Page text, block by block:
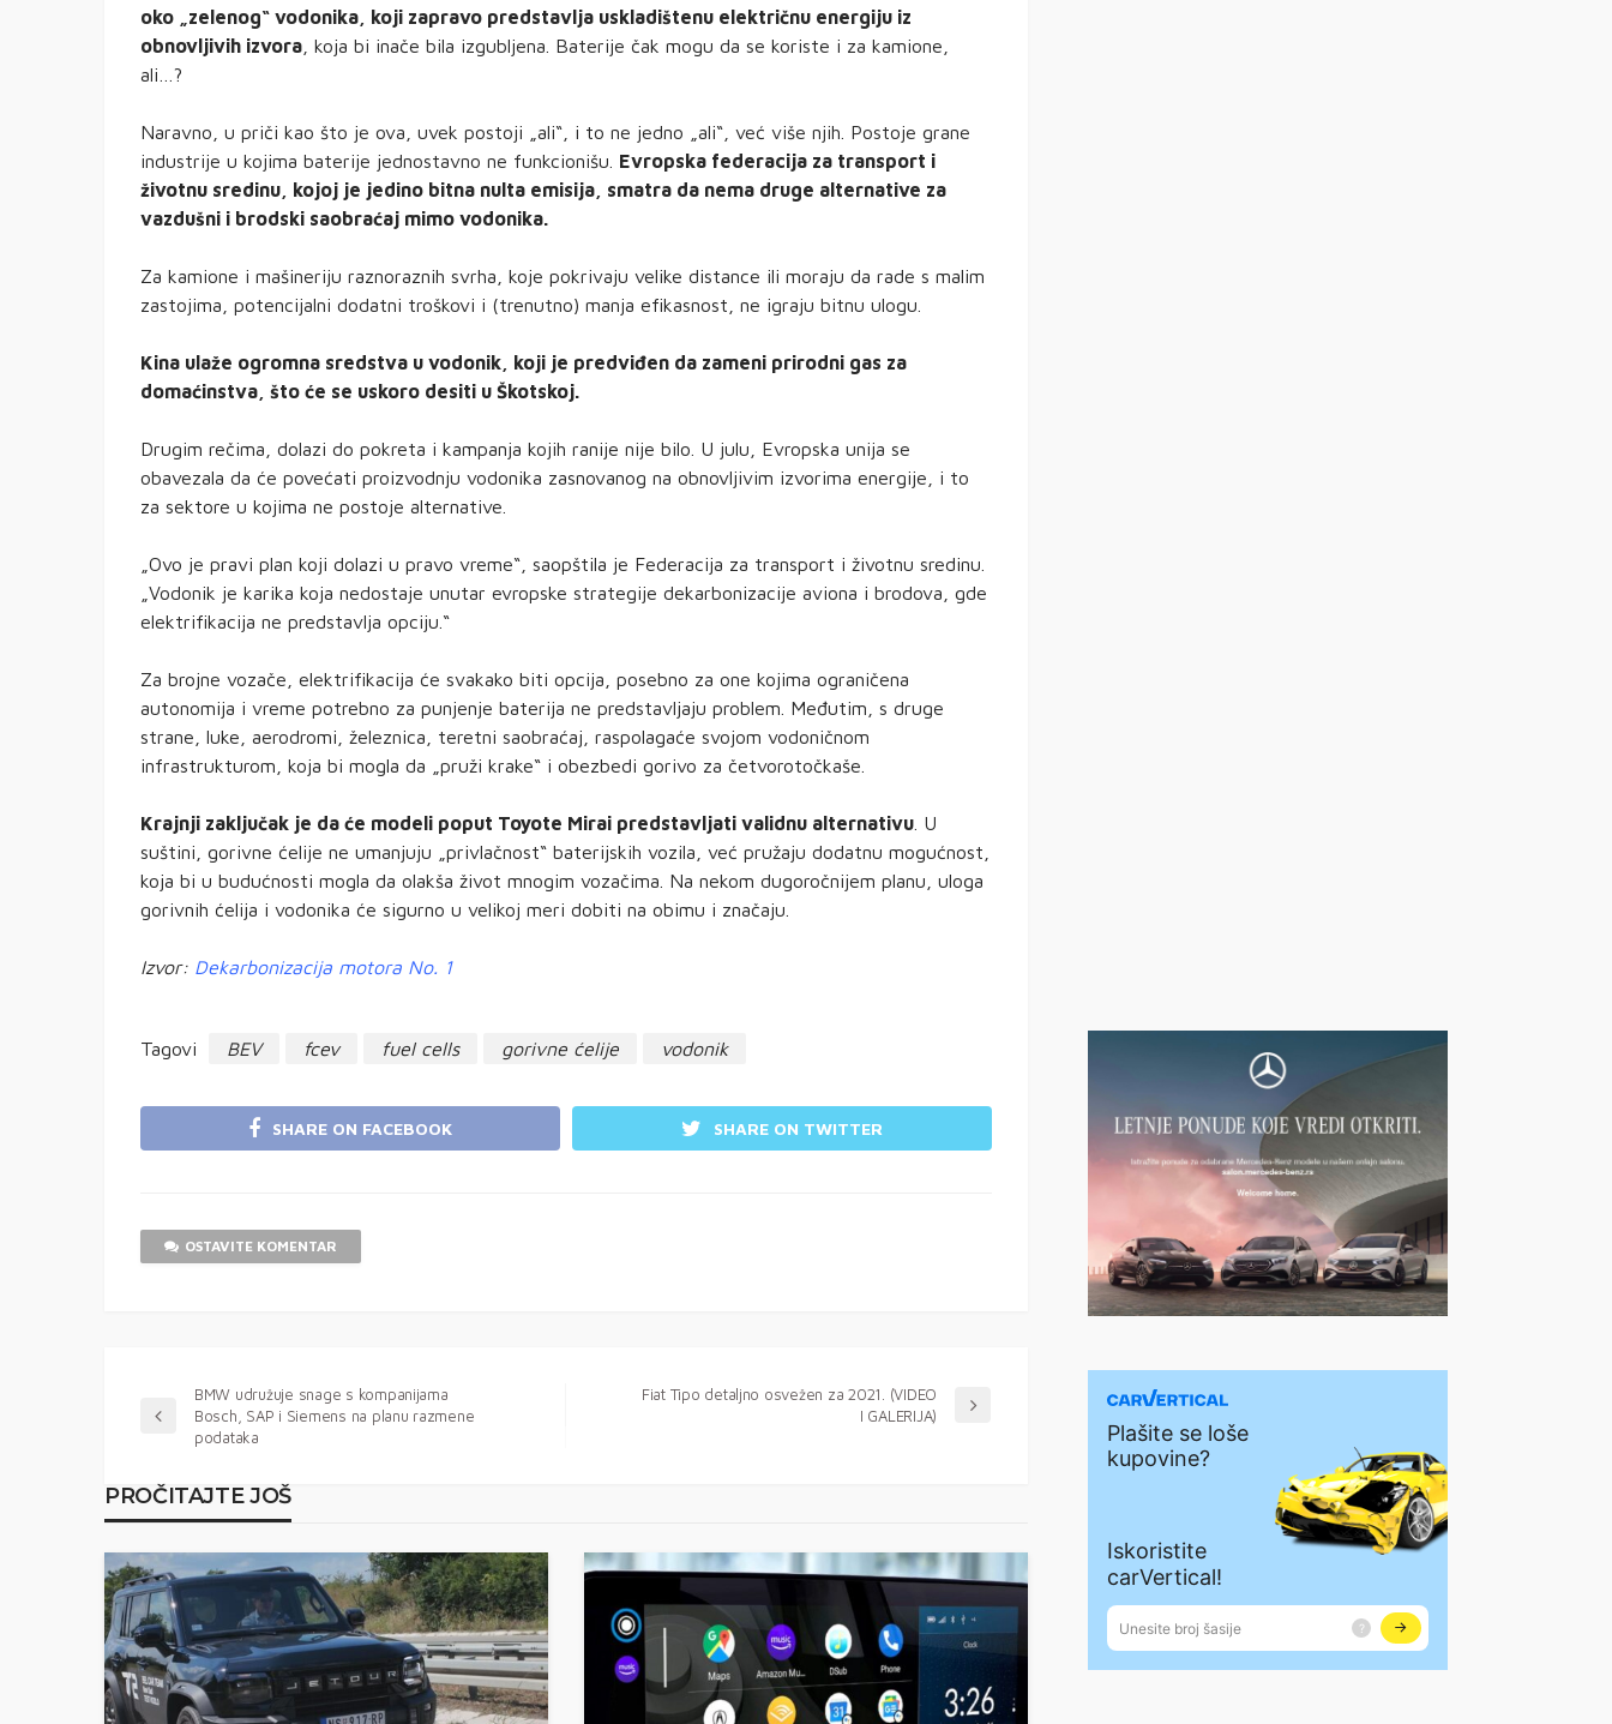
oko „zelenog“ vodonika, koji zapravo predstavlja uskladištenu električnu energiju iz
obnovljivih izvora , koja bi inače bila izgubljena. Baterije čak mogu da se koriste i za kamione,
ali…?
Naravno, u priči kao što je ova, uvek postoji „ali“, i to ne jedno „ali“, već više njih. Postoje grane
industrije u kojima baterije jednostavno ne funkcionišu. Evropska federacija za transport i
životnu sredinu, kojoj je jedino bitna nulta emisija, smatra da nema druge alternative za
vazdušni i brodski saobraćaj mimo vodonika.
Za kamione i mašineriju raznoraznih svrha, koje pokrivaju velike distance ili moraju da rade s malim
zastojima, potencijalni dodatni troškovi i (trenutno) manja efikasnost, ne igraju bitnu ulogu.
Kina ulaže ogromna sredstva u vodonik, koji je predviđen da zameni prirodni gas za
domaćinstva, što će se uskoro desiti u Škotskoj.
Drugim rečima, dolazi do pokreta i kampanja kojih ranije nije bilo. U julu, Evropska unija se
obavezala da će povećati proizvodnju vodonika zasnovanog na obnovljivim izvorima energije, i to
za sektore u kojima ne postoje alternative.
„Ovo je pravi plan koji dolazi u pravo vreme“, saopštila je Federacija za transport i životnu sredinu.
„Vodonik je karika koja nedostaje unutar evropske strategije dekarbonizacije aviona i brodova, gde
elektrifikacija ne predstavlja opciju.“
Za brojne vozače, elektrifikacija će svakako biti opcija, posebno za one kojima ograničena
autonomija i vreme potrebno za punjenje baterija ne predstavljaju problem. Međutim, s druge
strane, luke, aerodromi, železnica, teretni saobraćaj, raspolagaće svojom vodoničnom
infrastrukturom, koja bi mogla da „pruži krake“ i obezbedi gorivo za četvorotočkaše.
Krajnji zaključak je da će modeli poput Toyote Mirai predstavljati validnu alternativu . U
suštini, gorivne ćelije ne umanjuju „privlačnost“ baterijskih vozila, već pružaju dodatnu mogućnost,
koja bi u budućnosti mogla da olakša život mnogim vozačima. Na nekom dugoročnijem planu, uloga
gorivnih ćelija i vodonika će sigurno u velikoj meri dobiti na obimu i značaju.
Izvor: Dekarbonizacija motora No. 1
Tagovi BEV fcev fuel cells gorivne ćelije vodonik
SHARE ON FACEBOOK SHARE ON TWITTER
OSTAVITE KOMENTAR
BMW udružuje snage s kompanijama
Bosch, SAP i Siemens na planu razmene
podataka
Fiat Tipo detaljno osvežen za 2021. (VIDEO
I GALERIJA)
PROČITAJTE JOŠ